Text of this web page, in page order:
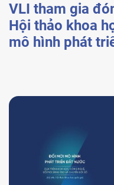
VLI tham gia
Hội thảo khoa
mô hình phát